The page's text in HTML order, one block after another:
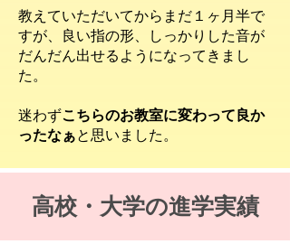
教えていただいてからまだ１ヶ月半で
すが、良い指の形、しっかりした音が
だんだん出せるようになってきまし
た。
迷わずこちらのお教室に変わって良か
ったなぁと思いました。​
​高校・大学の進学実績